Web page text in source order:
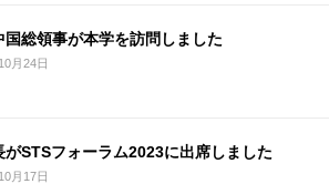
国総領事が本学を訪問しました
月24日
がSTSフォーラム2023に出席しました
月17日